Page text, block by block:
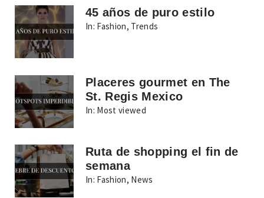
45 años de puro estilo
In: Fashion, Trends
Placeres gourmet en The
St. Regis Mexico
In: Most viewed
Ruta de shopping el fin de
semana
In: Fashion, News